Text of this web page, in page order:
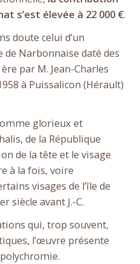
s’est élevée à 22 000 €.
doute celui d’un
de Narbonnaise daté des
par M. Jean-Charles
à Puissalicon (Hérault)
glorieux et
de la République
de la tête et le visage
à la fois, voire
visages de l’île de
siècle avant J.-C.
qui, trop souvent,
l’œuvre présente